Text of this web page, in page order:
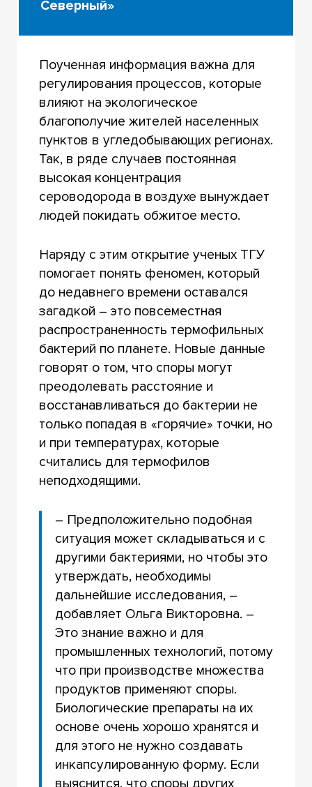
Северный»
Поученная информация важна для
регулирования процессов, которые
влияют на экологическое
благополучие жителей населенных
пунктов в угледобывающих регионах.
Так, в ряде случаев постоянная
высокая концентрация
сероводорода в воздухе вынуждает
людей покидать обжитое место.
Наряду с этим открытие ученых ТГУ
помогает понять феномен, который
до недавнего времени оставался
загадкой – это повсеместная
распространенность термофильных
бактерий по планете. Новые данные
говорят о том, что споры могут
преодолевать расстояние и
восстанавливаться до бактерии не
только попадая в «горячие» точки, но
и при температурах, которые
считались для термофилов
неподходящими.
– Предположительно подобная
ситуация может складываться и с
другими бактериями, но чтобы это
утверждать, необходимы
дальнейшие исследования, –
добавляет Ольга Викторовна. –
Это знание важно и для
промышленных технологий, потому
что при производстве множества
продуктов применяют споры.
Биологические препараты на их
основе очень хорошо хранятся и
для этого не нужно создавать
инкапсулированную форму. Если
выяснится, что споры других